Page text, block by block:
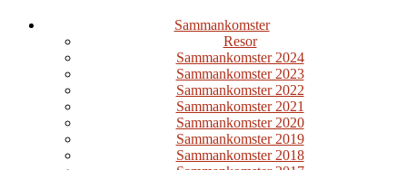
Sammankomster
Resor
Sammankomster 2024
Sammankomster 2023
Sammankomster 2022
Sammankomster 2021
Sammankomster 2020
Sammankomster 2019
Sammankomster 2018